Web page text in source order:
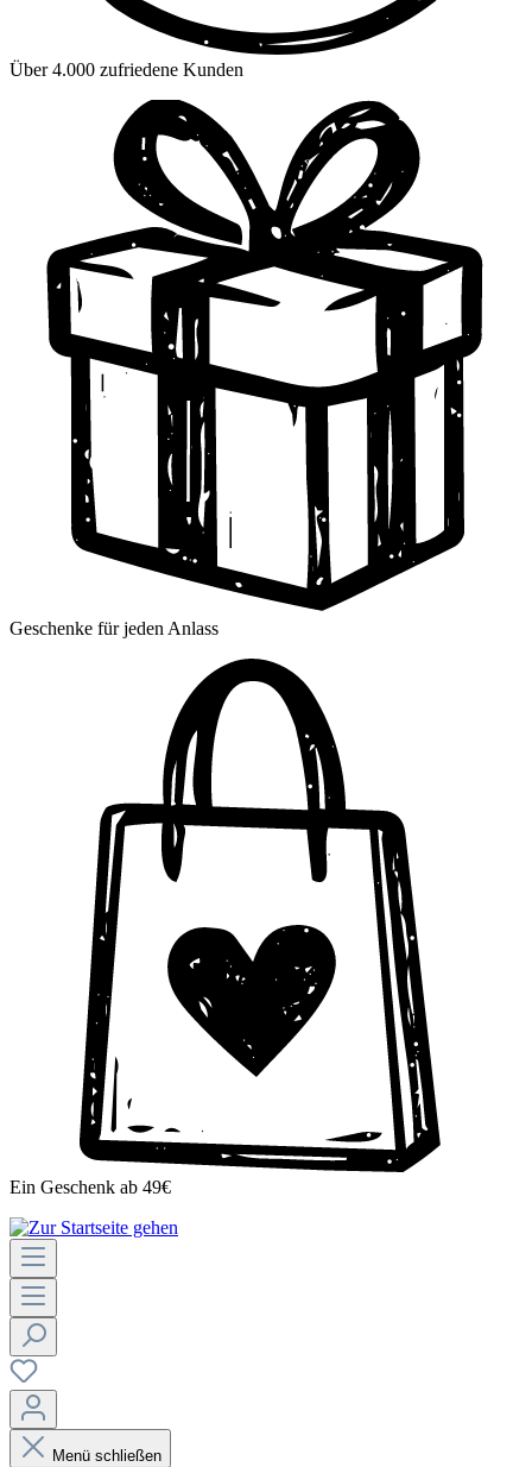
Über 4.000 zufriedene Kunden
Geschenke für jeden Anlass
Ein Geschenk ab 49€
Menü schließen